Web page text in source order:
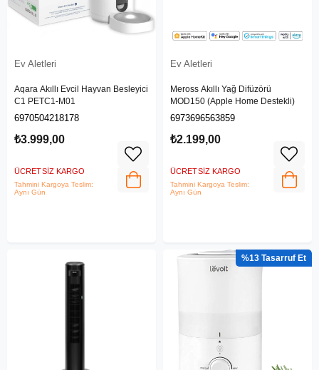
Ev Aletleri
Aqara Akıllı Evcil Hayvan Besleyici
C1 PETC1-M01
6970504218178
₺3.999,00
ÜCRETSIZ KARGO
Tahmini Kargoya Teslim:
Aynı Gün
Ev Aletleri
Meross Akıllı Yağ Difüzörü
MOD150 (Apple Home Destekli)
6973696563859
₺2.199,00
ÜCRETSIZ KARGO
Tahmini Kargoya Teslim:
Aynı Gün
%13